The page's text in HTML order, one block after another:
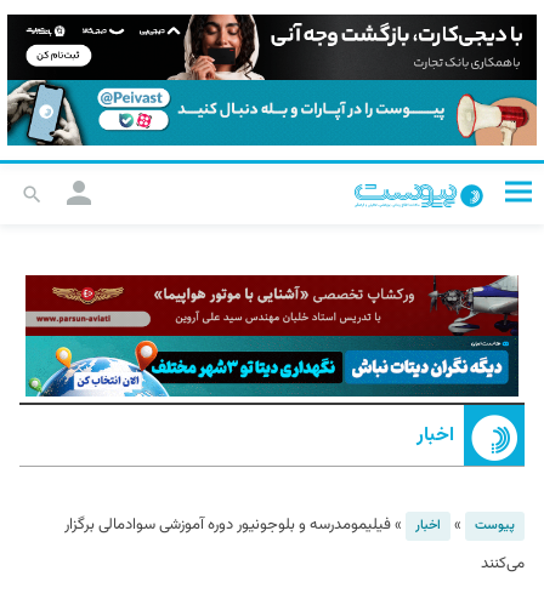
اخبار
پیوست » اخبار »فیلیمومدرسه و بلوجونیور دوره آموزشی سوادمالی برگزار
می‌کنند